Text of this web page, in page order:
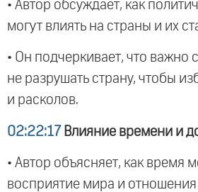
• Автор обсуждает, как
могут влиять на страны и их
• Он подчеркивает, что важно
не разрушать страну, чтобы
и расколов.
02:22:17 Влияние времени и
• Автор объясняет, как время
восприятие мира и